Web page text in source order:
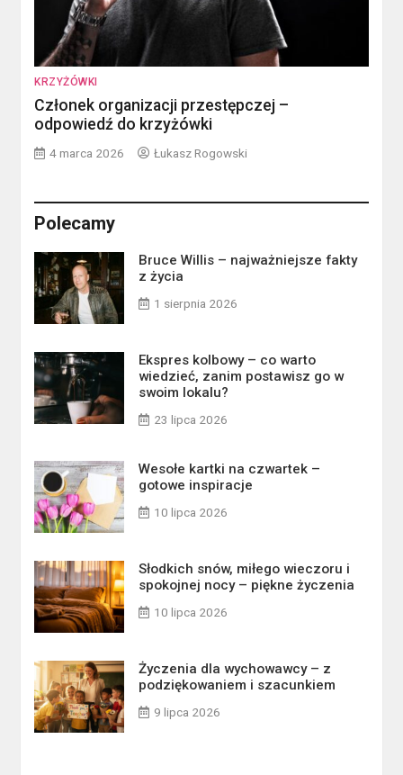
KRZYŻÓWKI
Członek organizacji przestępczej –
odpowiedź do krzyżówki
4 marca 2026 Łukasz Rogowski
Polecamy
Bruce Willis – najważniejsze fakty
z życia
1 sierpnia 2026
Ekspres kolbowy – co warto
wiedzieć, zanim postawisz go w
swoim lokalu?
23 lipca 2026
Wesołe kartki na czwartek –
gotowe inspiracje
10 lipca 2026
Słodkich snów, miłego wieczoru i
spokojnej nocy – piękne życzenia
10 lipca 2026
Życzenia dla wychowawcy – z
podziękowaniem i szacunkiem
9 lipca 2026